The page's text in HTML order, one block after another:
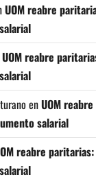
UOM reabre
UOM reabre
enUOM
salarial
reabre